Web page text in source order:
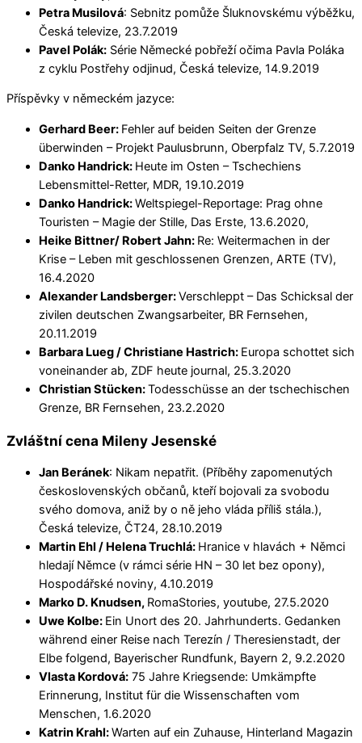
Petra Musilová: Sebnitz pomůže Šluknovskému výběžku,
Česká televize, 23.7.2019
Pavel Polák: Série Německé pobřeží očima Pavla Poláka
z cyklu Postřehy odjinud, Česká televize, 14.9.2019
Příspěvky v německém jazyce:
Gerhard Beer: Fehler auf beiden Seiten der Grenze
überwinden – Projekt Paulusbrunn, Oberpfalz TV, 5.7.2019
Danko Handrick: Heute im Osten – Tschechiens
Lebensmittel-Retter, MDR, 19.10.2019
Danko Handrick:Weltspiegel-Reportage: Prag ohne
Touristen – Magie der Stille, Das Erste, 13.6.2020,
Heike Bittner/ Robert Jahn: Re: Weitermachen in der
Krise – Leben mit geschlossenen Grenzen, ARTE (TV),
16.4.2020
Alexander Landsberger:Verschleppt – Das Schicksal der
zivilen deutschen Zwangsarbeiter, BR Fernsehen,
20.11.2019
Barbara Lueg / Christiane Hastrich: Europa schottet sich
voneinander ab, ZDF heute journal, 25.3.2020
Christian Stücken:Todesschüsse an der tschechischen
Grenze, BR Fernsehen, 23.2.2020
Zvláštní cena Mileny Jesenské
Jan Beránek: Nikam nepatřit. (Příběhy zapomenutých
československých občanů, kteří bojovali za svobodu
svého domova, aniž by o ně jeho vláda příliš stála.),
Česká televize, ČT24, 28.10.2019
Martin Ehl / Helena Truchlá: Hranice v hlavách + Němci
hledají Němce (v rámci série HN – 30 let bez opony),
Hospodářské noviny, 4.10.2019
Marko D. Knudsen, RomaStories, youtube, 27.5.2020
Uwe Kolbe: Ein Unort des 20. Jahrhunderts. Gedanken
während einer Reise nach Terezín / Theresienstadt, der
Elbe folgend, Bayerischer Rundfunk, Bayern 2, 9.2.2020
Vlasta Kordová: 75 Jahre Kriegsende: Umkämpfte
Erinnerung, Institut für die Wissenschaften vom
Menschen, 1.6.2020
Katrin Krahl:Warten auf ein Zuhause, Hinterland Magazin